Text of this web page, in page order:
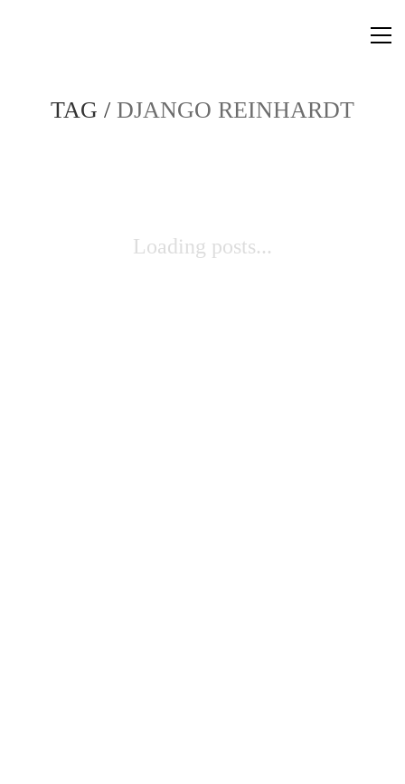
TAG / DJANGO REINHARDT
Loading posts...